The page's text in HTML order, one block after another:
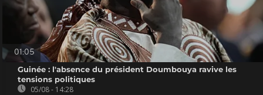
01:05
Guinée : l'absence du président Doumbouya ravive les
tensions politiques
05/08 - 14:28